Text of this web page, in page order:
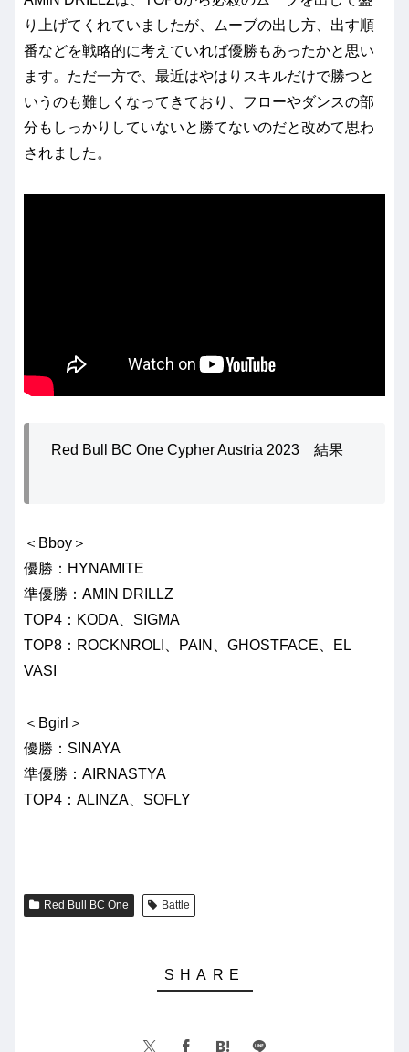
り上げてくれていましたが、ムーブの出し方、出す順
番などを戦略的に考えていれば優勝もあったかと思い
ます。ただ一方で、最近はやはりスキルだけで勝つと
いうのも難しくなってきており、フローやダンスの部
分もしっかりしていないと勝てないのだと改めて思わ
されました。
Red Bull BC One Cypher Austria 2023 結果
＜Bboy＞
優勝：HYNAMITE
準優勝：AMIN DRILLZ
TOP4：KODA、SIGMA
TOP8：ROCKNROLI、PAIN、GHOSTFACE、EL
VASI
＜Bgirl＞
優勝：SINAYA
準優勝：AIRNASTYA
TOP4：ALINZA、SOFLY
Red Bull BC One Battle